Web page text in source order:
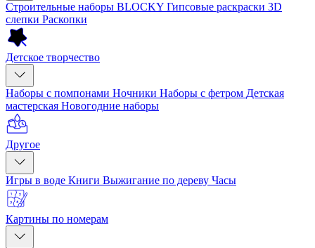
Строительные наборы BLOCKY Гипсовые раскраски 3D
слепки Раскопки
Детское творчество
Наборы с помпонами Ночники Наборы с фетром Детская
мастерская Новогодние наборы
Другое
Игры в воде Книги Выжигание по дереву Часы
Картины по номерам